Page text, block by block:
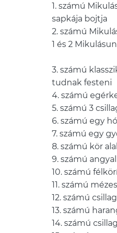
1. számú
sapkája bojtja
2. számú
1 és 2
3. számú
tudnak festeni
4. számú
5. számú 3
6. számú egy
7. számú egy
8. számú kör
9. számú
10. számú
11. számú
12. számú
13. számú
14. számú